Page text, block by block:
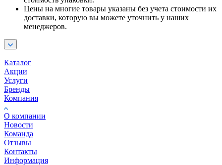
Цены на многие товары указаны без учета стоимости их
доставки, которую вы можете уточнить у наших
менеджеров.
Каталог
Акции
Услуги
Бренды
Компания
О компании
Новости
Команда
Отзывы
Контакты
Информация